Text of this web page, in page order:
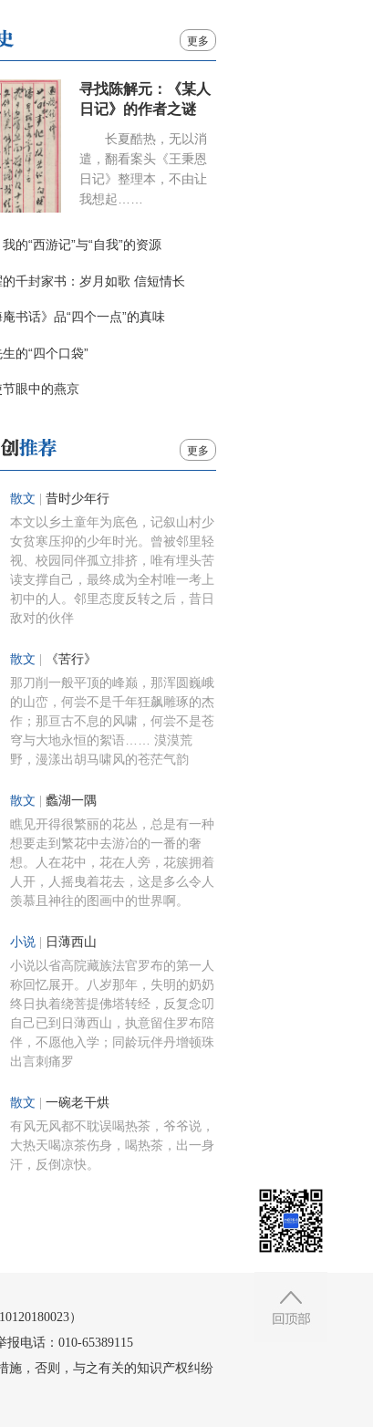
更多
寻找陈解元：《某人
日记》的作者之谜
长夏酷热，无以消
遣，翻看案头《王秉恩
日记》整理本，不由让
我想起……
的“西游记”与“自我”的资源
千封家书：岁月如歌 信短情长
书话》品“四个一点”的真味
的“四个口袋”
眼中的燕京
更多
散文 昔时少年行
本文以乡土童年为底色，记叙山村少
女贫寒压抑的少年时光。曾被邻里轻
视、校园同伴孤立排挤，唯有埋头苦
读支撑自己，最终成为全村唯一考上
初中的人。邻里态度反转之后，昔日
敌对的伙伴
散文 《苦行》
那刀削一般平顶的峰巅，那浑圆巍峨
的山峦，何尝不是千年狂飙雕琢的杰
作；那亘古不息的风啸，何尝不是苍
穹与大地永恒的絮语…… 漠漠荒
野，漫漾出胡马啸风的苍茫气韵
散文 蠡湖一隅
瞧见开得很繁丽的花丛，总是有一种
想要走到繁花中去游冶的一番的奢
想。人在花中，花在人旁，花簇拥着
人开，人摇曳着花去，这是多么令人
羡慕且神往的图画中的世界啊。
小说 日薄西山
小说以省高院藏族法官罗布的第一人
称回忆展开。八岁那年，失明的奶奶
终日执着绕菩提佛塔转经，反复念叨
自己已到日薄西山，执意留住罗布陪
伴，不愿他入学；同龄玩伴丹增顿珠
出言刺痛罗
散文 一碗老干烘
有风无风都不耽误喝热茶，爷爷说，
大热天喝凉茶伤身，喝热茶，出一身
汗，反倒凉快。
）
电话：010-65389115
施，否则，与之有关的知识产权纠纷